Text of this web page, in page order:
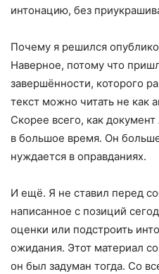
интонацию, без
Почему я решился
Наверное, потому что
завершённости, которого
текст можно читать не как
Скорее всего, как
в большое время. Он
нуждается в оправданиях.
И ещё. Я не ставил перед
написанное с позиций
оценки или подстроить
ожидания. Этот материал
он был задуман тогда. Со